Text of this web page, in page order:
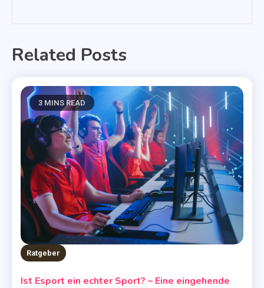
Related Posts
3 MINS READ
Ratgeber
Ist Esport ein echter Sport? – Eine eingehende